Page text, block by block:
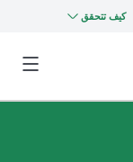
كيف تتحقق